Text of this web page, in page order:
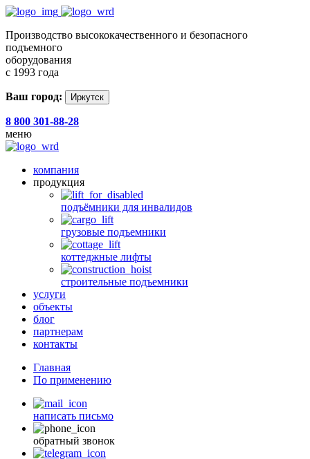
Производство высококачественного и безопасного
подъемного
оборудования
с 1993 года
Ваш город: Иркутск
8 800 301-88-28
меню
компания
продукция
подъёмники для инвалидов
грузовые подъемники
коттеджные лифты
строительные подъемники
услуги
объекты
блог
партнерам
контакты
Главная
По применению
написать письмо
обратный звонок